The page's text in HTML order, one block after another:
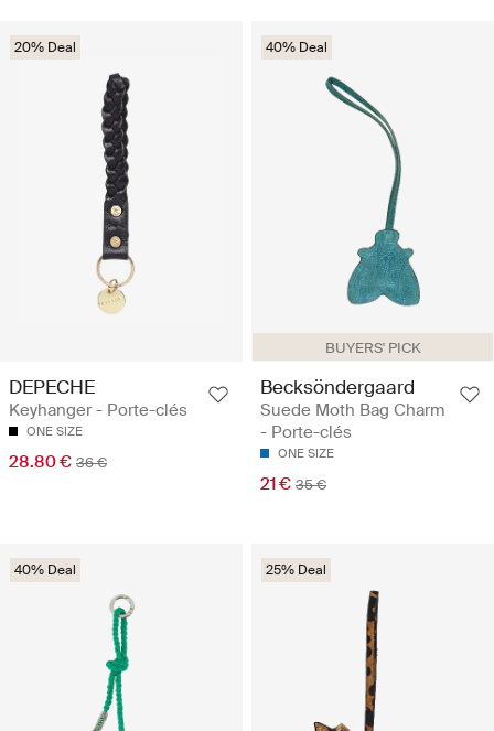
20% Deal
DEPECHE
Keyhanger - Porte-clés
ONE SIZE
28.80 € 36 €
BUYERS' PICK
40% Deal
Becksöndergaard
Suede Moth Bag Charm
- Porte-clés
ONE SIZE
21 € 35 €
40% Deal 25% Deal